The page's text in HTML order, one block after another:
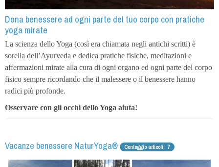
Dona benessere ad ogni parte del tuo corpo con pratiche
yoga mirate
La scienza dello Yoga (così era chiamata negli antichi scritti) è
sorella dell’Ayurveda e dedica pratiche fisiche, meditazioni e
affermazioni mirate alla cura di ogni organo ed ogni parte del corpo
fisico sempre ricordando che il malessere o il benessere hanno
radici più profonde.
Osservare con gli occhi dello Yoga aiuta!
Vacanze benessere NaturYoga® Conteggio articoli: 7